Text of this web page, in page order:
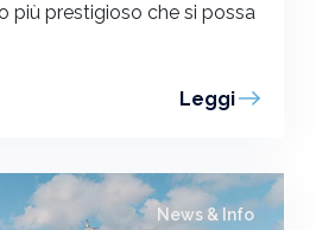
più prestigioso che si possa
Leggi
News & Info